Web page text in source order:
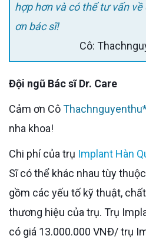
hợp hơn và có thể tư vấn
ơn bác sĩ!
Cô:
Đội ngũ Bác sĩ Dr. Care
Cảm ơn Cô
nha khoa!
Chi phí của trụ Implant Hàn
Sĩ có thể khác nhau tùy
gồm các yếu tố kỹ thuật,
thương hiệu của trụ. Trụ
có giá 13.000.000 VNĐ/ trụ